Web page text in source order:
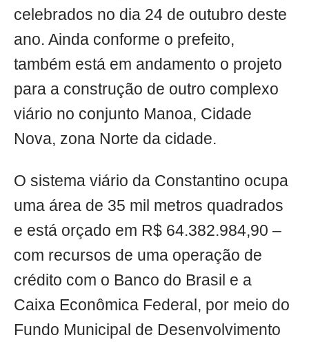
celebrados no dia 24 de outubro deste
ano. Ainda conforme o prefeito,
também está em andamento o projeto
para a construção de outro complexo
viário no conjunto Manoa, Cidade
Nova, zona Norte da cidade.
O sistema viário da Constantino ocupa
uma área de 35 mil metros quadrados
e está orçado em R$ 64.382.984,90 –
com recursos de uma operação de
crédito com o Banco do Brasil e a
Caixa Econômica Federal, por meio do
Fundo Municipal de Desenvolvimento